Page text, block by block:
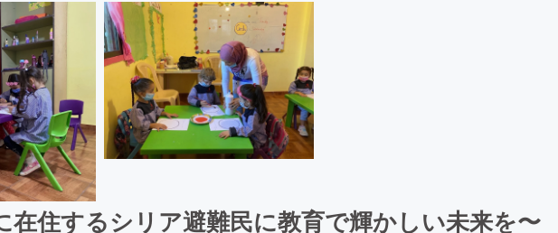
在住するシリア避難民に教育で輝かしい未来を〜